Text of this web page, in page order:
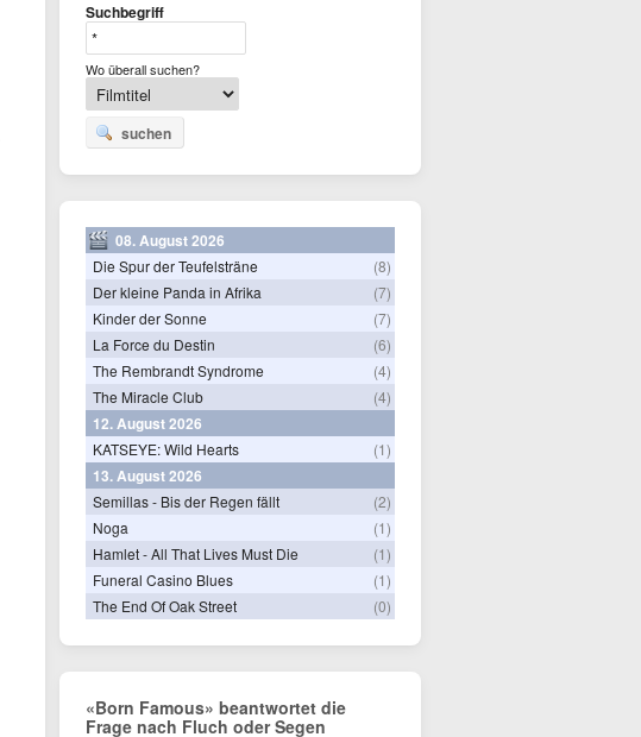
Suchbegriff
Wo überall suchen?
suchen
08. August 2026
Die Spur der Teufelsträne
(8)
Der kleine Panda in Afrika
(7)
Kinder der Sonne
(7)
La Force du Destin
(6)
The Rembrandt Syndrome
(4)
The Miracle Club
(4)
12. August 2026
KATSEYE: Wild Hearts (1)
13. August 2026
Semillas - Bis der Regen fällt
(2)
Noga
(1)
Hamlet - All That Lives Must Die
(1)
Funeral Casino Blues
(1)
The End Of Oak Street
(0)
«Born Famous» beantwortet die
Frage nach Fluch oder Segen